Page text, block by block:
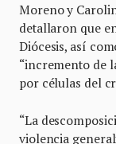
Moreno y
detallaron que
Diócesis, así
“incremento de
por células del
“La
violencia